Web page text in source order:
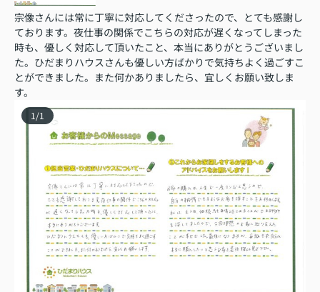
宗像さんには常に丁寧に対応してくださったので、とても感謝し
ております。夜仕事の関係でこちらの対応が遅くなってしまった
時も、優しく対応して頂いたこと、本当にありがとうございまし
た。ひだまりハウスさんも優しい方ばかりで気持ちよく過ごすこ
とができました。また何かありましたら、宜しくお願い致しま
す。
1 /1